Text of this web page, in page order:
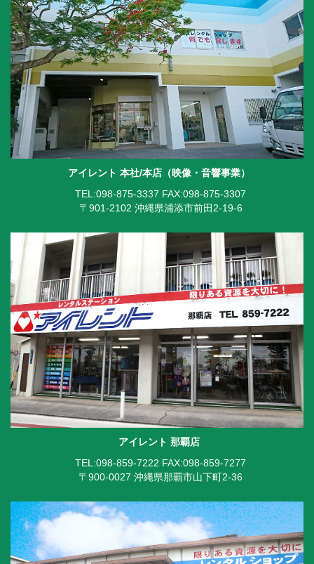
アイレント 本社/本店（映像・音響事業）
TEL:098-875-3337 FAX:098-875-3307
〒901-2102 沖縄県浦添市前田2-19-6
アイレント 那覇店
TEL:098-859-7222 FAX:098-859-7277
〒900-0027 沖縄県那覇市山下町2-36